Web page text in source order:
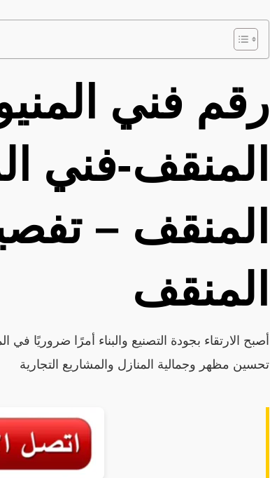
المنقف-فني
المنقف –
المنقف
أصبح الارتقاء بجودة التصنيع والبناء أمرًا ضروريًا
تحسين مظهر وجمالية المنازل والمشاريع التجارية